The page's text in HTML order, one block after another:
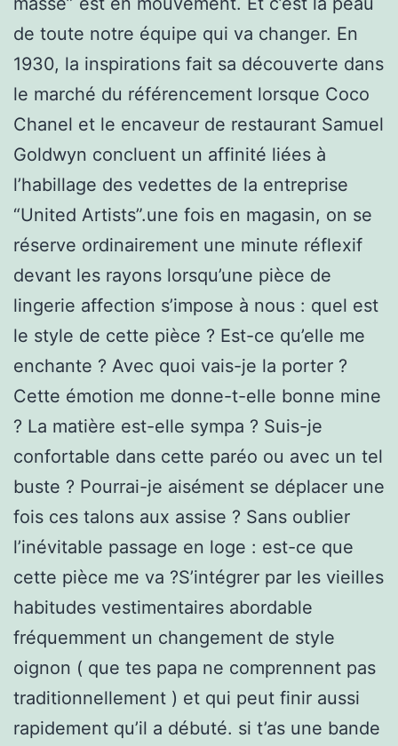
de toute notre équipe qui va changer. En
1930, la inspirations fait sa découverte dans
le marché du référencement lorsque Coco
Chanel et le encaveur de restaurant Samuel
Goldwyn concluent un affinité liées à
l’habillage des vedettes de la entreprise
“United Artists”.une fois en magasin, on se
réserve ordinairement une minute réflexif
devant les rayons lorsqu’une pièce de
lingerie affection s’impose à nous : quel est
le style de cette pièce ? Est-ce qu’elle me
enchante ? Avec quoi vais-je la porter ?
Cette émotion me donne-t-elle bonne mine
? La matière est-elle sympa ? Suis-je
confortable dans cette paréo ou avec un tel
buste ? Pourrai-je aisément se déplacer une
fois ces talons aux assise ? Sans oublier
l’inévitable passage en loge : est-ce que
cette pièce me va ?S’intégrer par les vieilles
habitudes vestimentaires abordable
fréquemment un changement de style
oignon ( que tes papa ne comprennent pas
traditionnellement ) et qui peut finir aussi
rapidement qu’il a débuté. si t’as une bande